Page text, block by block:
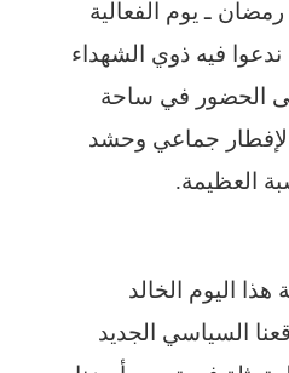
ـ يوم الفعالية
ندعوا فيه ذوي الشهداء
الحضور في ساحة
لإفطار جماعي وحشد
العظيمة.
اليوم الخالد
السياسي الجديد